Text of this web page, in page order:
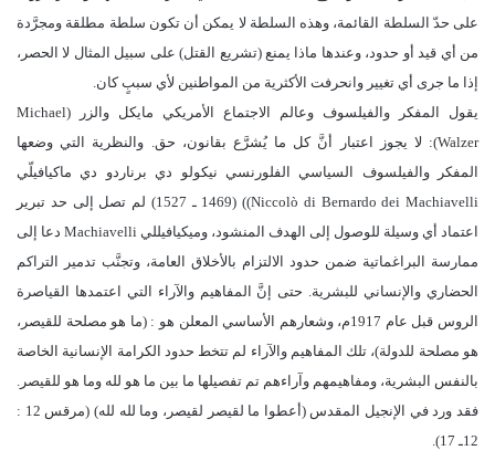
على حدّ السلطة القائمة، وهذه السلطة لا يمكن أن تكون سلطة مطلقة ومجرَّدة
من أي قيد أو حدود، وعندها ماذا يمنع (تشريع القتل) على سبيل المثال لا الحصر،
إذا ما جرى أي تغيير وانحرفت الأكثرية من المواطنين لأي سببٍ كان.
يقول المفكر والفيلسوف وعالم الاجتماع الأمريكي مايكل والزر (Michael
Walzer): لا يجوز اعتبار أنَّ كل ما يُشرَّع بقانون، حق. والنظرية التي وضعها
المفكر والفيلسوف السياسي الفلورنسي نيكولو دي برناردو دي ماكيافيلّي
Niccolò di Bernardo dei Machiavelli)‏‏) (1469 ـ 1527) لم تصل إلى حد تبرير
اعتماد أي وسيلة للوصول إلى الهدف المنشود، وميكيافيللي Machiavelli دعا إلى
ممارسة البراغماتية ضمن حدود الالتزام بالأخلاق العامة، وتجنَّب تدمير التراكم
الحضاري والإنساني للبشرية. حتى إنَّ المفاهيم والآراء التي اعتمدها القياصرة
الروس قبل عام 1917م، وشعارهم الأساسي المعلن هو : (ما هو مصلحة للقيصر،
هو مصلحة للدولة)، تلك المفاهيم والآراء لم تتخط حدود الكرامة الإنسانية الخاصة
بالنفس البشرية، ومفاهيمهم وآراءهم تم تفصيلها ما بين ما هو لله وما هو للقيصر.
فقد ورد في الإنجيل المقدس (أعطوا ما لقيصر لقيصر، وما لله لله) (مرقس 12 :
12ـ 17).